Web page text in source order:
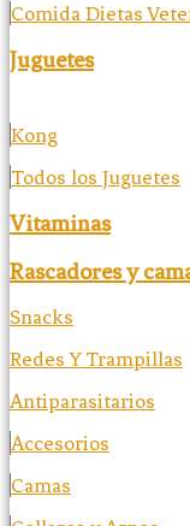
Comida Dietas
Juguetes
Kong
Todos los Juguetes
Vitaminas
Rascadores y
Snacks
Redes Y Trampillas
Antiparasitarios
Accesorios
Camas